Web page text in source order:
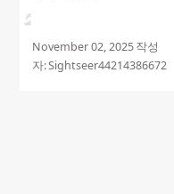
November 02, 2025작성
자:Sightseer44214386672